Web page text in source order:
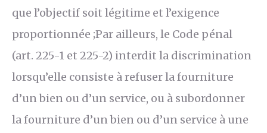
que l’objectif soit légitime et l’exigence
proportionnée ;Par ailleurs, le Code pénal
(art. 225-1 et 225-2) interdit la discrimination
lorsqu’elle consiste à refuser la fourniture
d’un bien ou d’un service, ou à subordonner
la fourniture d’un bien ou d’un service à une